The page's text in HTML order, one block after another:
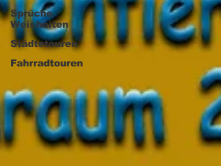
Sprüche
Weisheiten
Städtetouren
Fahrradtouren